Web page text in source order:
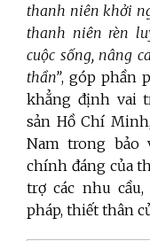
thanh niên khởi
thanh niên rèn
cuộc sống, nâng
thần”, góp phần
khẳng định vai
sản Hồ Chí
Nam trong bảo
chính đáng của
trợ các nhu
pháp, thiết thân